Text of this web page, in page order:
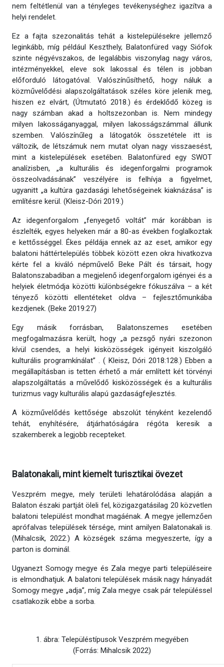
nem feltétlenül van a tényleges tevékenységhez igazítva a
helyi rendelet.
Ez a fajta szezonalitás tehát a kistelepülésekre jellemző
leginkább, míg például Keszthely, Balatonfüred vagy Siófok
szinte négyévszakos, de legalábbis viszonylag nagy város,
intézményekkel, eleve sok lakossal és télen is jobban
előforduló látogatóval. Valószínűsíthető, hogy náluk a
közművelődési alapszolgáltatások széles köre jelenik meg,
hiszen ez elvárt, (Útmutató 2018.) és érdeklődő közeg is
nagy számban akad a holtszezonban is. Nem mindegy
milyen lakosságanyaggal, milyen lakosságszámmal állunk
szemben. Valószínűleg a látogatók összetétele itt is
változik, de létszámuk nem mutat olyan nagy visszaesést,
mint a kistelepülések esetében. Balatonfüred egy SWOT
analízisben, „a kulturális és idegenforgalmi programok
összeolvadásának” veszélyére is felhívja a figyelmet,
ugyanitt „a kultúra gazdasági lehetőségeinek kiaknázása” is
említésre kerül. (Kleisz-Dóri 2019.)
Az idegenforgalom „fenyegető voltát” már korábban is
észlelték, egyes helyeken már a 80-as években foglalkoztak
e kettősséggel. Ékes példája ennek az az eset, amikor egy
balatoni háttértelepülés többek között ezen okra hivatkozva
kérte fel a kiváló népművelő Beke Pált és társait, hogy
Balatonszabadiban a megjelenő idegenforgalom igényei és a
helyiek életmódja közötti különbségekre fókuszálva – a két
tényező közötti ellentéteket oldva – fejlesztőmunkába
kezdjenek. (Beke 2019:27)
Egy másik forrásban, Balatonszemes esetében
megfogalmazásra került, hogy „a pezsgő nyári szezonon
kívül csendes, a helyi kisközösségek igényeit kiszolgáló
kulturális programkínálat” . ( Kleisz, Dóri 2018:128.) Ebben a
megállapításban is tetten érhető a már említett két törvényi
alapszolgáltatás a művelődő kisközösségek és a kulturális
turizmus vagy kulturális alapú gazdaságfejlesztés.
A közművelődés kettősége abszolút tényként kezelendő
tehát, enyhítésére, átjárhatóságára régóta keresik a
szakemberek a legjobb recepteket.
Balatonakali, mint kiemelt turisztikai övezet
Veszprém megye, mely területi lehatárolódása alapján a
Balaton északi partját öleli fel, közigazgatásilag 20 közvetlen
balatoni települést mondhat magáénak. A megye jellemzően
aprófalvas települések térsége, mint amilyen Balatonakali is.
(Mihalcsik, 2022.) A községek száma megyeszerte, így a
parton is dominál.
Ugyanezt Somogy megye és Zala megye parti településeire
is elmondhatjuk. A balatoni települések másik nagy hányadát
Somogy megye „adja”, míg Zala megye csak pár településsel
csatlakozik ebbe a sorba.
1. ábra: Településtípusok Veszprém megyében
(Forrás: Mihalcsik 2022)